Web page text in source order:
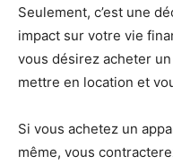
Seulement, c’est une
impact sur votre vie
vous désirez acheter
mettre en location et
Si vous achetez un
même, vous